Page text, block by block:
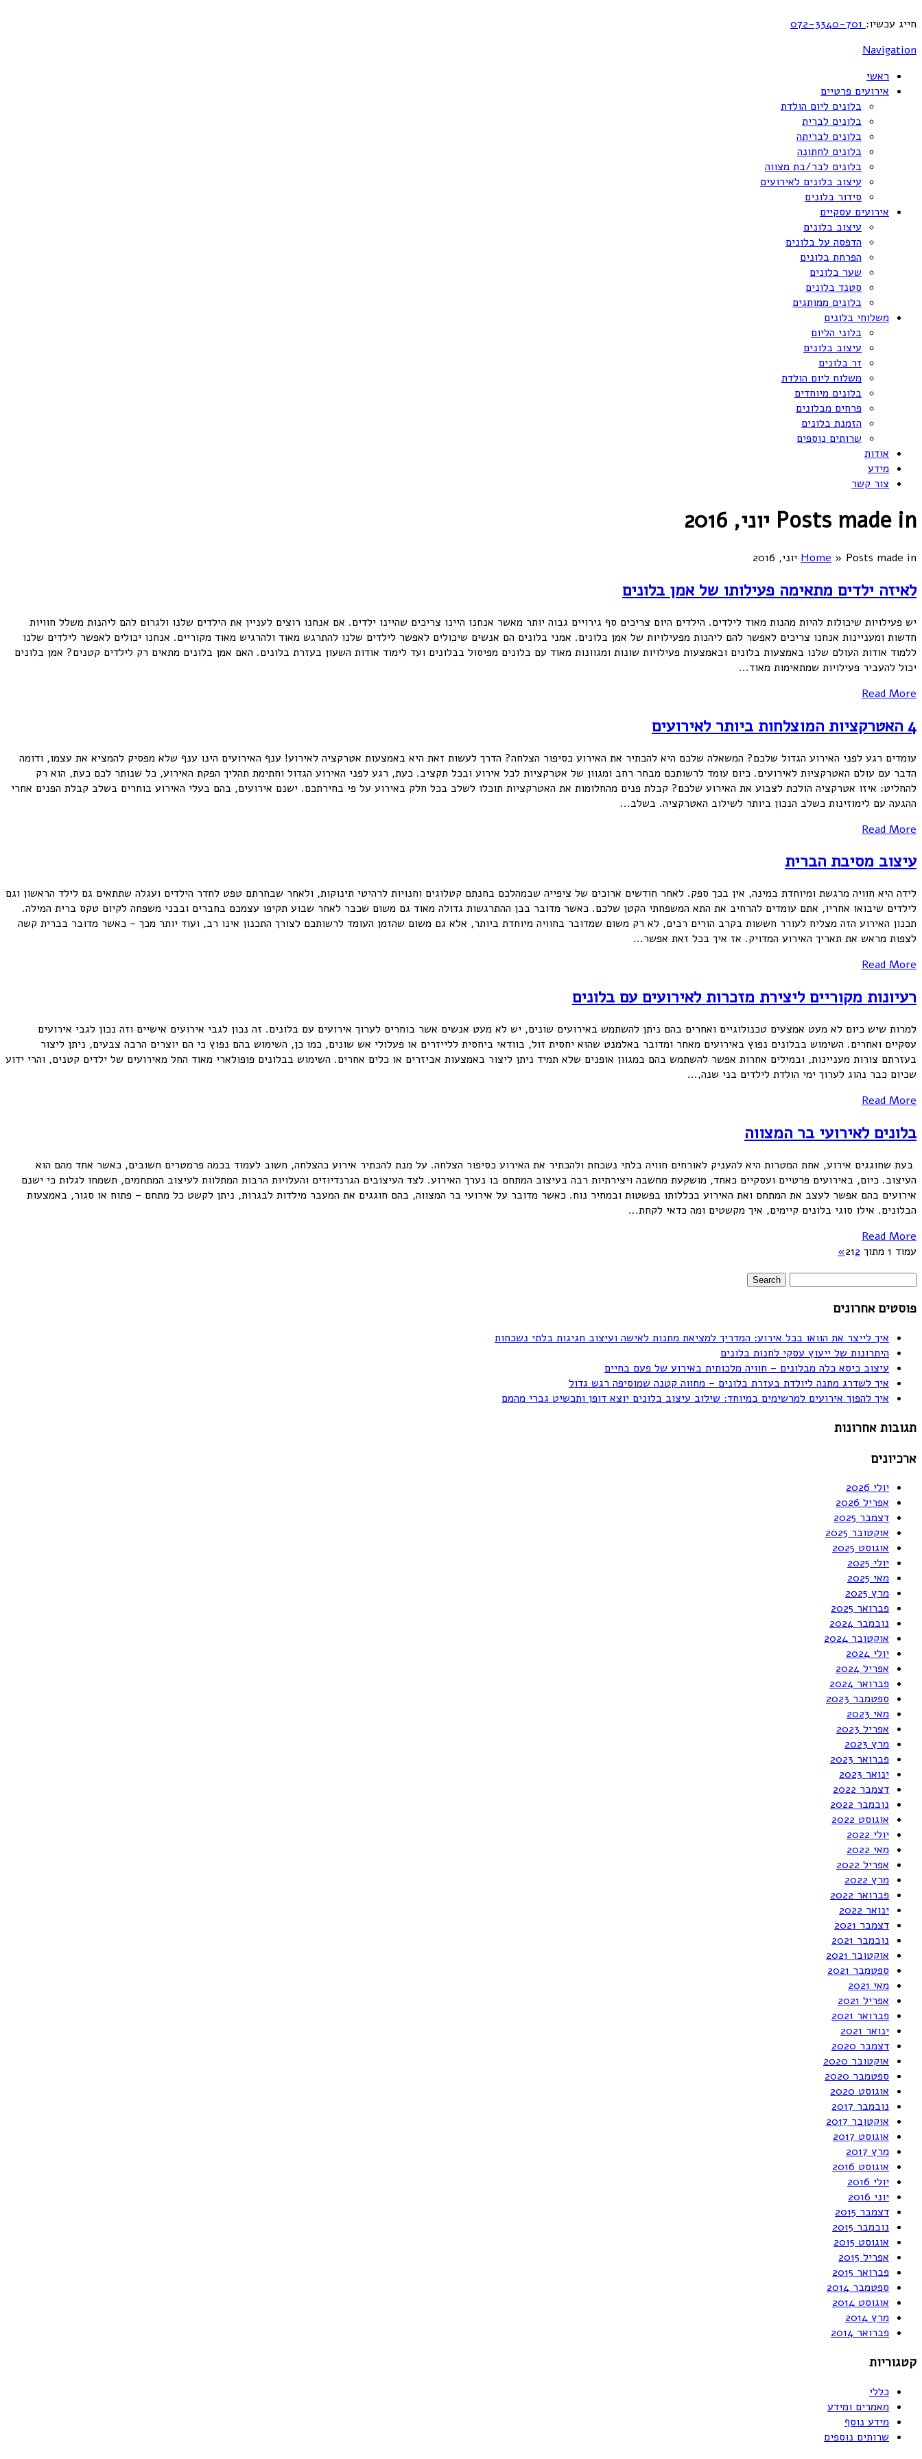
חייג עכשיו:
Navigation
ראשי
אירועים פרטיים
בלונים ליום הולדת
בלונים לברית
בלונים לבריתה
בלונים לחתונה
בלונים לבר/בת מצווה
עיצוב בלונים לאירועים
סידור בלונים
אירועים עסקיים
עיצוב בלונים
הדפסה על בלונים
הפרחת בלונים
שער בלונים
סטנד בלונים
בלונים ממותגים
משלוחי בלונים
בלוני הליום
עיצוב בלונים
זר בלונים
משלוח ליום הולדת
בלונים מיוחדים
פרחים מבלונים
הזמנת בלונים
שרותים נוספים
אודות
מידע
צור קשר
Posts made in יוני, 2016
Home » Posts made in יוני, 2016
לאיזה ילדים מתאימה פעילותו של אמן בלונים
יש פעילויות שיכולות להיות מהנות מאוד לילדים. הילדים היום צריכים סף גירויים גבוה יותר מאשר אנחנו היינו צריכים שהיינו ילדים. אם אנחנו רוצים לעניין את הילדים שלנו ולגרום להם ליהנות משלל חוויות
חדשות ומעניינות אנחנו צריכים לאפשר להם ליהנות מפעילויות של אמן בלונים. אמני בלונים הם אנשים שיכולים לאפשר לילדים שלנו להתרגש מאוד ולהרגיש מאוד מקוריים. אנחנו יכולים לאפשר לילדים שלנו
ללמוד אודות העולם שלנו באמצעות בלונים ובאמצעות פעילויות שונות ומגוונות מאוד עם בלונים מפיסול בבלונים ועד לימוד אודות השעון בעזרת בלונים. האם אמן בלונים מתאים רק לילדים קטנים? אמן בלונים
יכול להעביר פעילויות שמתאימות מאוד...
Read More
4 האטרקציות המוצלחות ביותר לאירועים
עומדים רגע לפני האירוע הגדול שלכם? המשאלה שלכם היא להכתיר את האירוע כסיפור הצלחה? הדרך לעשות זאת היא באמצעות אטרקציה לאירוע! ענף האירועים הינו ענף שלא מפסיק להמציא את עצמו, ודומה
הדבר עם עולם האטרקציות לאירועים. כיום עומד לרשותכם מבחר רחב ומגוון של אטרקציות לכל אירוע ובכל תקציב. כעת, רגע לפני האירוע הגדול וחתימת תהליך הפקת האירוע, כל שנותר לכם כעת, הוא רק
להחליט: איזו אטרקציה הולכת לצבוע את האירוע שלכם? קבלת פנים מהחלומות את האטרקציות תוכלו לשלב בכל חלק באירוע על פי בחירתכם. ישנם אירועים, בהם בעלי האירוע בוחרים בשלב קבלת הפנים אחרי
ההגעה עם לימוזינות כשלב הנכון ביותר לשילוב האטרקציה. בשלב...
Read More
עיצוב מסיבת הברית
לידה היא חוויה מרגשת ומיוחדת במינה, אין בכך ספק. לאחר חודשים ארוכים של ציפייה שבמהלכם בחנתם קטלוגים וחנויות לרהיטי תינוקות, ולאחר שבחרתם טפט לחדר הילדים ועגלה שתתאים גם לילד הראשון וגם
לילדים שיבואו אחריו, אתם עומדים להרחיב את התא המשפחתי הקטן שלכם. כאשר מדובר בבן ההתרגשות גדולה מאוד גם משום שכבר לאחר שבוע תקיפו עצמכם בחברים ובבני משפחה לקיום טקס ברית המילה.
תכנון האירוע הזה מצליח לעורר חששות בקרב הורים רבים, לא רק משום שמדובר בחוויה מיוחדת ביותר, אלא גם משום שהזמן העומד לרשותכם לצורך התכנון אינו רב, ועוד יותר מכך – כאשר מדובר בברית קשה
לצפות מראש את תאריך האירוע המדויק. אז איך בכל זאת אפשר...
Read More
רעיונות מקוריים ליצירת מזכרות לאירועים עם בלונים
למרות שיש כיום לא מעט אמצעים טכנולוגיים ואחרים בהם ניתן להשתמש באירועים שונים, יש לא מעט אנשים אשר בוחרים לערוך אירועים עם בלונים. זה נכון לגבי אירועים אישיים וזה נכון לגבי אירועים
עסקיים ואחרים. השימוש בבלונים נפוץ באירועים מאחר ומדובר באלמנט שהוא יחסית זול, בוודאי ביחסית ללייזרים או פעלולי אש שונים, כמו כן, השימוש בהם נפוץ כי הם יוצרים הרבה צבעים, ניתן ליצור
בעזרתם צורות מעניינות, ובמילים אחרות אפשר להשתמש בהם במגוון אופנים שלא תמיד ניתן ליצור באמצעות אביזרים או כלים אחרים. השימוש בבלונים פופולארי מאוד החל מאירועים של ילדים קטנים, והרי ידוע
שכיום כבר נהוג לערוך ימי הולדת לילדים בני שנה,...
Read More
בלונים לאירועי בר המצווה
בעת שחוגגים אירוע, אחת המטרות היא להעניק לאורחים חוויה בלתי נשכחת ולהכתיר את האירוע כסיפור הצלחה. על מנת להכתיר אירוע כהצלחה, חשוב לעמוד בכמה פרמטרים חשובים, כאשר אחד מהם הוא
העיצוב. כיום, באירועים פרטיים ועסקיים כאחד, מושקעת מחשבה ויצירתיות רבה בעיצוב המתחם בו נערך האירוע. לצד העיצובים הגרנדיוזים והעלויות הרבות המתלוות לעיצוב המתחמים, תשמחו לגלות כי ישנם
אירועים בהם אפשר לעצב את המתחם ואת האירוע בכללותו בפשטות ובמחיר נוח. כאשר מדובר על אירועי בר המצווה, בהם חוגגים את המעבר מילדות לבגרות, ניתן לקשט כל מתחם – פתוח או סגור, באמצעות
הבלונים. אילו סוגי בלונים קיימים, איך מקשטים ומה כדאי לקחת...
Read More
עמוד 1 מתוך 2
12
»
פוסטים אחרונים
איך לייצר את הוואו בכל אירוע: המדריך למציאת מתנות לאישה ועיצוב חגיגות בלתי נשכחות
היתרונות של ייעוץ עסקי לחנות בלונים
עיצוב כיסא כלה מבלונים – חוויה מלכותית באירוע של פעם בחיים
איך לשדרג מתנה ליולדת בעזרת בלונים – מחווה קטנה שמוסיפה רגש גדול
איך להפוך אירועים למרשימים במיוחד: שילוב עיצוב בלונים יוצא דופן ותכשיט גברי מהמם
תגובות אחרונות
ארכיונים
יולי 2026
אפריל 2026
דצמבר 2025
אוקטובר 2025
אוגוסט 2025
יולי 2025
מאי 2025
מרץ 2025
פברואר 2025
נובמבר 2024
אוקטובר 2024
יולי 2024
אפריל 2024
פברואר 2024
ספטמבר 2023
מאי 2023
אפריל 2023
מרץ 2023
פברואר 2023
ינואר 2023
דצמבר 2022
נובמבר 2022
אוגוסט 2022
יולי 2022
מאי 2022
אפריל 2022
מרץ 2022
פברואר 2022
ינואר 2022
דצמבר 2021
נובמבר 2021
אוקטובר 2021
ספטמבר 2021
מאי 2021
אפריל 2021
פברואר 2021
ינואר 2021
דצמבר 2020
אוקטובר 2020
ספטמבר 2020
אוגוסט 2020
נובמבר 2017
אוקטובר 2017
אוגוסט 2017
מרץ 2017
אוגוסט 2016
יולי 2016
יוני 2016
דצמבר 2015
נובמבר 2015
אוגוסט 2015
אפריל 2015
פברואר 2015
ספטמבר 2014
אוגוסט 2014
מרץ 2014
פברואר 2014
קטגוריות
כללי
מאמרים ומידע
מידע נוסף
שרותים נוספים